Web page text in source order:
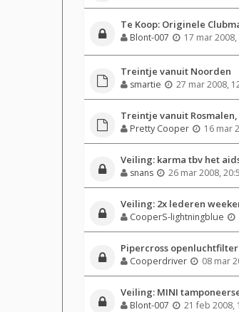
Te Koop: Originele
Blont-007 17 mar 2008,
Treintje vanuit Noorden
smartie 27 mar 2008,
Treintje vanuit Rosmalen,
Pretty Cooper 16 mar
Veiling: karma tbv het
snans 26 mar 2008,
Veiling: 2x lederen
CooperS-lightningblue
Pipercross openluchtfilter
Cooperdriver 08 mar
Veiling: MINI
Blont-007 21 feb 2008,